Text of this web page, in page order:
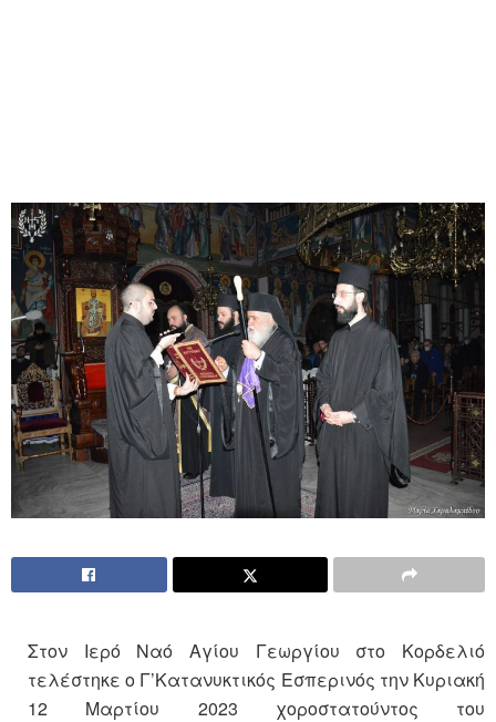
Στον Ιερό Ναό Αγίου Γεωργίου στο Κορδελιό
τελέστηκε ο Γ’Κατανυκτικός Εσπερινός την Κυριακή
12 Μαρτίου 2023 χοροστατούντος του